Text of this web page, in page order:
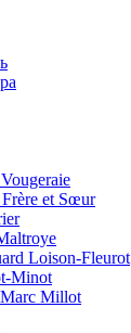
et Sœur
Loison-Fleurot
Minot
Marc Millot